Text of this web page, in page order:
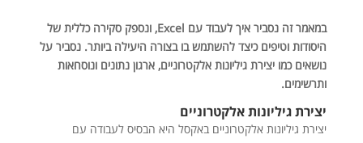
במאמר זה נסביר איך לעבוד עם Excel, ונספק סקירה כללית של
היסודות וטיפים כיצד להשתמש בו בצורה היעילה ביותר. נסביר על
נושאים כמו יצירת גיליונות אלקטרוניים, ארגון נתונים ונוסחאות
ותרשימים.
יצירת גיליונות אלקטרוניים
יצירת גיליונות אלקטרוניים באקסל היא הבסיס לעבודה עם